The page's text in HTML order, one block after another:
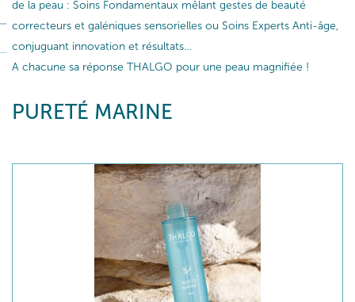
de la peau : Soins Fondamentaux mêlant gestes de beauté
correcteurs et galéniques sensorielles ou Soins Experts Anti-âge,
conjuguant innovation et résultats…
A chacune sa réponse THALGO pour une peau magnifiée !
PURETÉ MARINE